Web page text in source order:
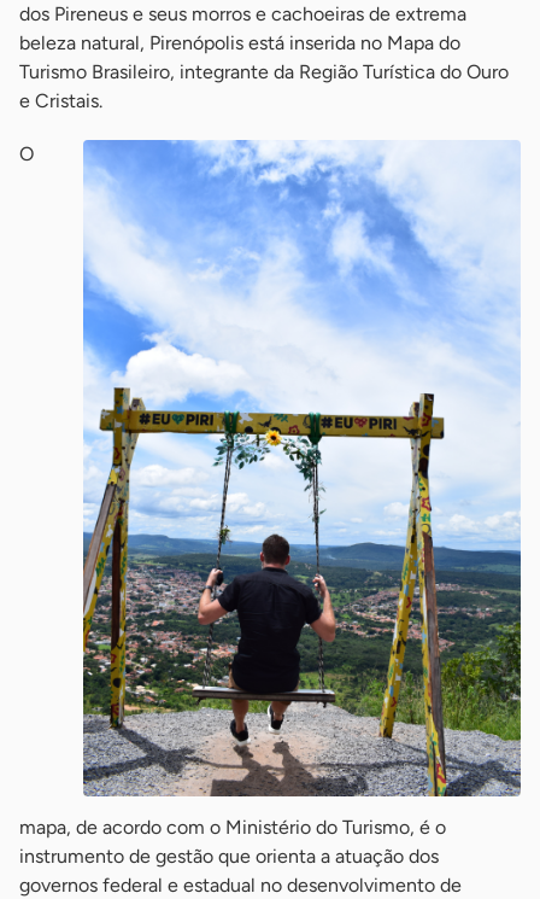
dos Pireneus e seus morros e cachoeiras de extrema
beleza natural, Pirenópolis está inserida no Mapa do
Turismo Brasileiro, integrante da Região Turística do Ouro
e Cristais.
O
mapa, de acordo com o Ministério do Turismo, é o
instrumento de gestão que orienta a atuação dos
governos federal e estadual no desenvolvimento de